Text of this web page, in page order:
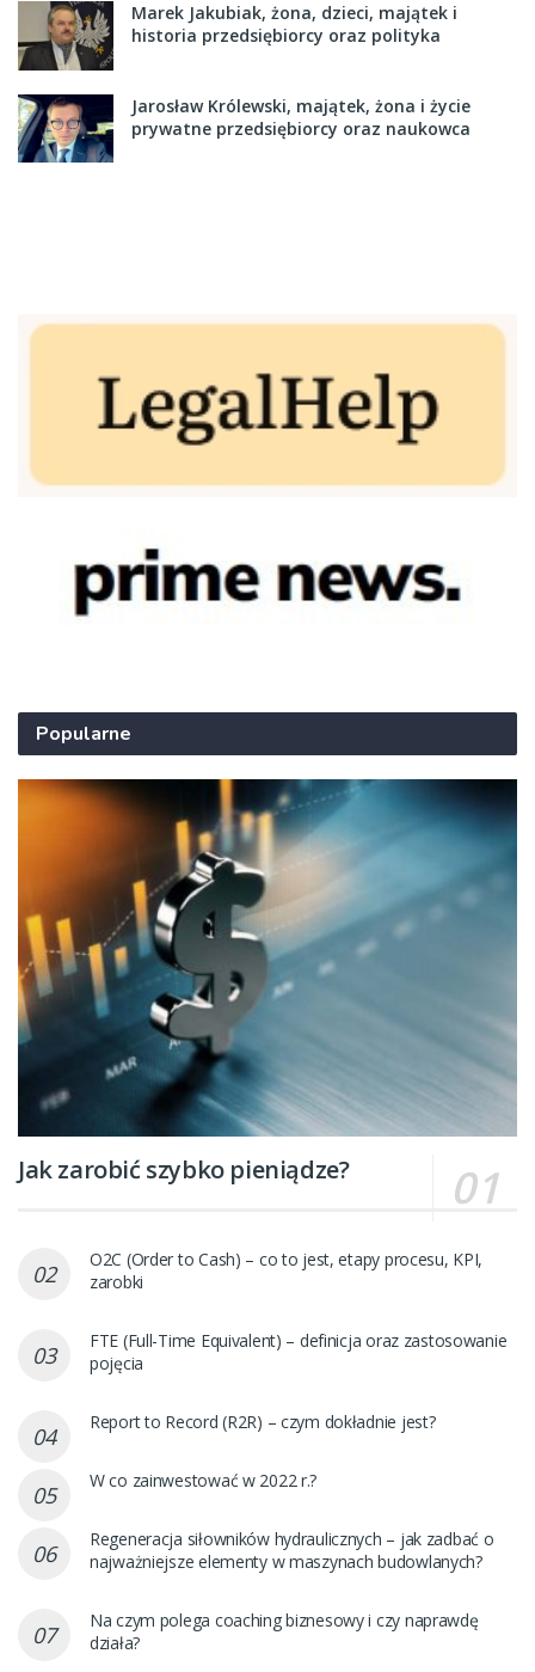
Marek Jakubiak, żona, dzieci, majątek i
historia przedsiębiorcy oraz polityka
Jarosław Królewski, majątek, żona i życie
prywatne przedsiębiorcy oraz naukowca
Popularne
Jak zarobić szybko pieniądze?
O2C (Order to Cash) – co to jest, etapy procesu, KPI,
zarobki
FTE (Full-Time Equivalent) – definicja oraz zastosowanie
pojęcia
Report to Record (R2R) – czym dokładnie jest?
W co zainwestować w 2022 r.?
Regeneracja siłowników hydraulicznych – jak zadbać o
najważniejsze elementy w maszynach budowlanych?
Na czym polega coaching biznesowy i czy naprawdę
działa?